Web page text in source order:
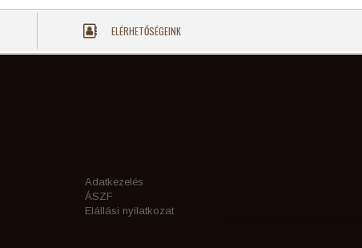
ELÉRHETŐSÉGEINK
Adatkezelés
ÁSZF
Elállási nyilatkozat